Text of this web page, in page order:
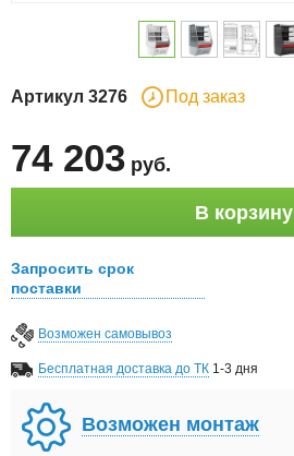
Артикул 3276 Под заказ
74 203 руб.
В корзину
Запросить срок
поставки
Возможен самовывоз
Бесплатная доставка до ТК 1-3 дня
Возможен монтаж